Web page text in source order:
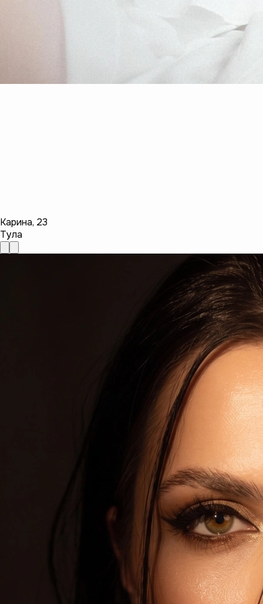
Карина, 23
Тула